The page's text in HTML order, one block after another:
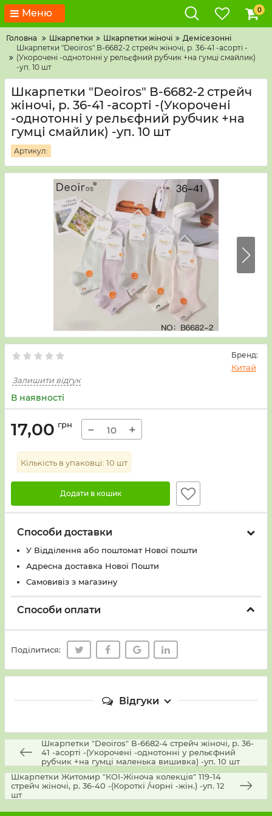
Меню 0
Головна Шкарпетки Шкарпетки жіночі
Демісезонні
Шкарпетки "Deoiros" В-6682-2 стрейч жіночі, р. 36-41 -асорті -
(Укорочені -однотонні у рельєфний рубчик +на гумці смайлик)
-уп. 10 шт
Шкарпетки "Deoiros" В-6682-2 стрейч
жіночі, р. 36-41 -асорті -(Укорочені
-однотонні у рельєфний рубчик +на
гумці смайлик) -уп. 10 шт
Артикул:
Бренд:
Китай
Залишити відгук
В наявності
17,00 грн − +
Кількість в упаковці: 10 шт
Додати в кошик
Способи доставки
У Вiддiлення або поштомат Нової пошти
Адресна доставка Нової Пошти
Самовивіз з магазину
Способи оплати
Поділитися:
Відгуки
Шкарпетки "Deoiros" В-6682-4 стрейч жіночі, р. 36-
41 -асорті -(Укорочені -однотонні у рельєфний
рубчик +на гумці маленька вишивка) -уп. 10 шт
Шкарпетки Житомир "КОІ-Жіноча колекція" 119-14
стрейч жіночі, р. 36-40 -(Короткі /чорні -жін.) -уп. 12
шт